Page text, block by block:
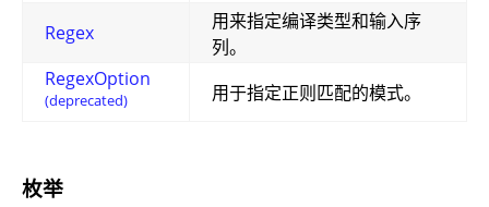
Regex
用来指定编译类型和输入序
列。
RegexOption
(deprecated) 用于指定正则匹配的模式。
枚举